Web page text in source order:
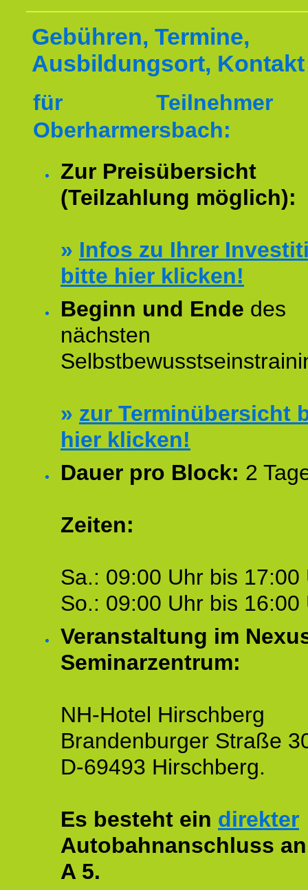
Gebühren, Termine,
Ausbildungsort, Kontakt
für
Oberharmersbach:
Zur Preisübersicht
(Teilzahlung möglich):
» Infos zu Ihrer
bitte hier klicken!
Beginn und Ende des
nächsten
» zur Terminübersicht
hier klicken!
Dauer pro Block: 2
Zeiten:
Sa.: 09:00 Uhr bis 17:00
So.: 09:00 Uhr bis 16:00
Veranstaltung im
Seminarzentrum:
NH-Hotel Hirschberg
Brandenburger Straße
D-69493 Hirschberg.
Es besteht ein direkter
Autobahnanschluss
A 5.